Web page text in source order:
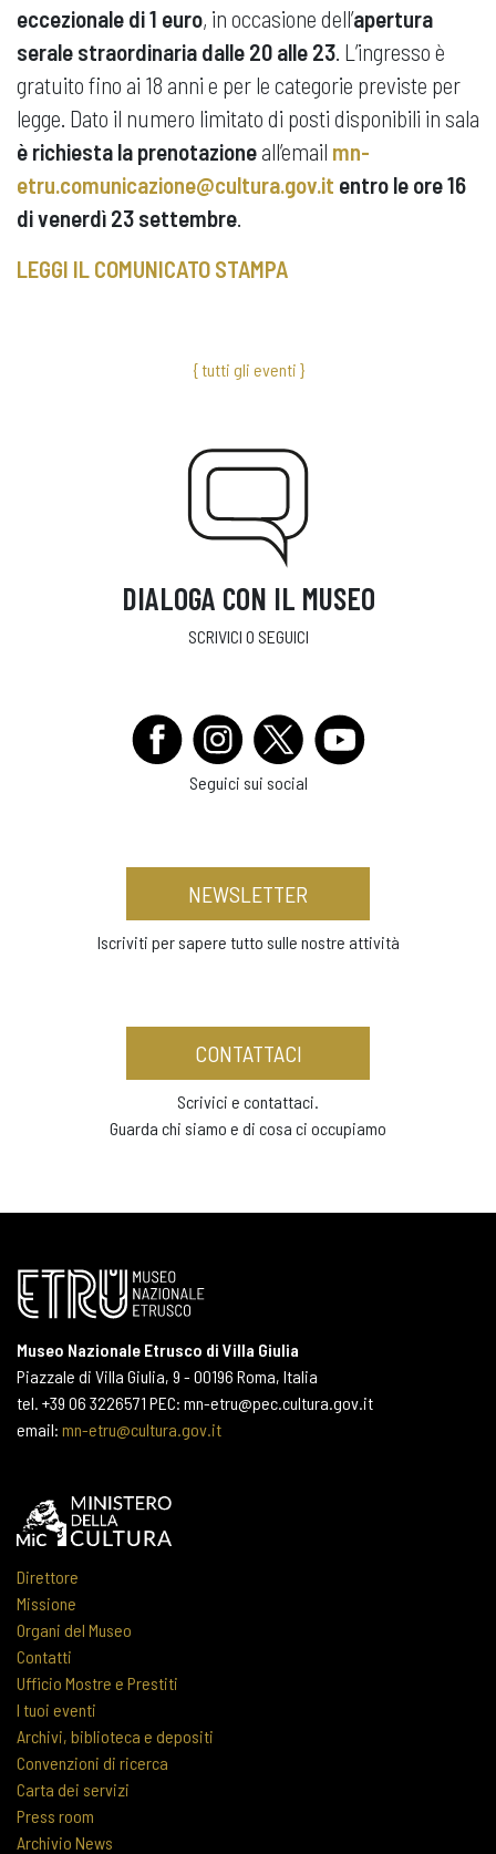
eccezionale di 1 euro, in occasione dell’apertura
serale straordinaria dalle 20 alle 23 . L’ingresso è
gratuito fino ai 18 anni e per le categorie previste per
legge. Dato il numero limitato di posti disponibili in sala
è richiesta la prenotazione all’email mn-
etru.comunicazione@cultura.gov.it entro le ore 16
di venerdì 23 settembre
LEGGI IL COMUNICATO STAMPA
{ tutti gli eventi }
DIALOGA CON IL MUSEO
SCRIVICI O SEGUICI
Seguici sui social
NEWSLETTER
Iscriviti per sapere tutto sulle nostre attività
CONTATTACI
Scrivici e contattaci.
Guarda chi siamo e di cosa ci occupiamo
Museo Nazionale Etrusco di Villa Giulia
Piazzale di Villa Giulia, 9 - 00196 Roma, Italia
tel. +39 06 3226571 PEC: mn-etru@pec.cultura.gov.it
email: mn-etru@cultura.gov.it
Direttore
Missione
Organi del Museo
Contatti
Ufficio Mostre e Prestiti
I tuoi eventi
Archivi, biblioteca e depositi
Convenzioni di ricerca
Carta dei servizi
Press room
Archivio News